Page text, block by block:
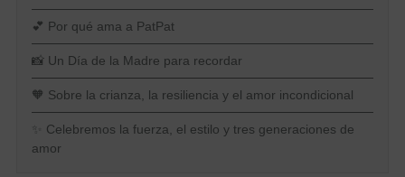
💕 Por qué ama a PatPat
📸 Un Día de la Madre para recordar
🧡 Sobre la crianza, la resiliencia y el amor incondicional
✨ Celebremos la fuerza, el estilo y tres generaciones de
amor